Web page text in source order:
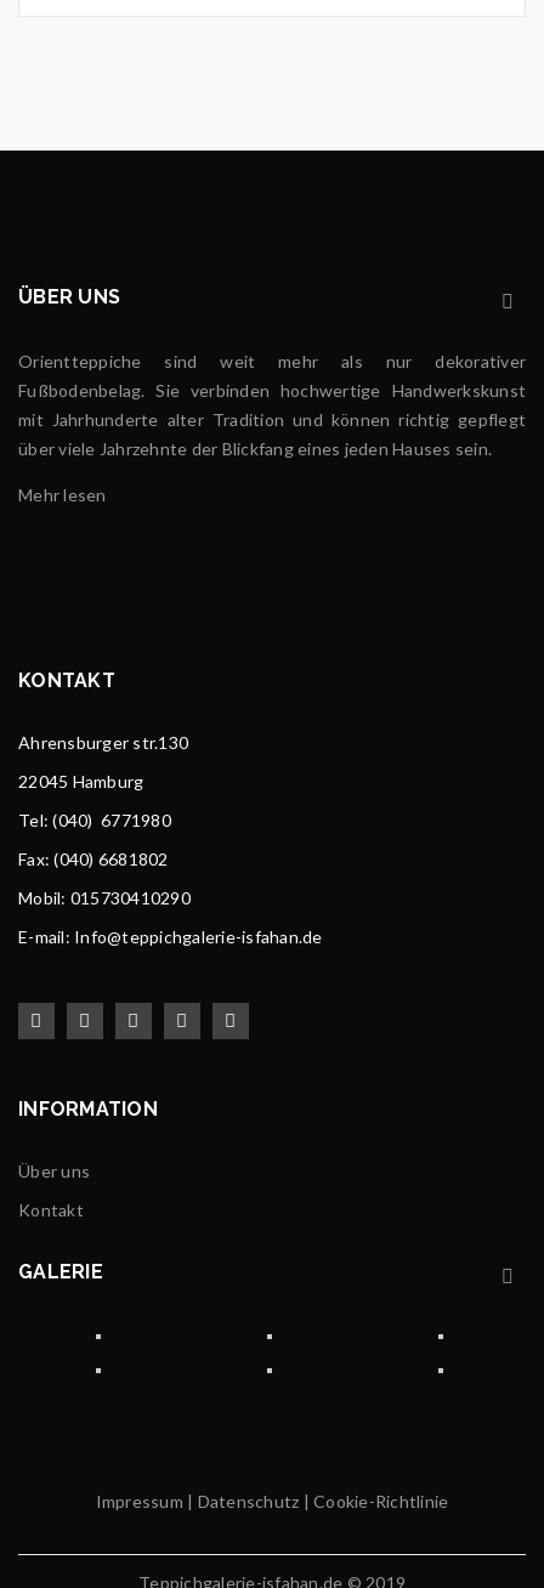
ÜBER UNS
Orientteppiche sind weit mehr als nur dekorativer
Fußbodenbelag. Sie verbinden hochwertige Handwerkskunst
mit Jahrhunderte alter Tradition und können richtig gepflegt
über viele Jahrzehnte der Blickfang eines jeden Hauses sein.
Mehr lesen
KONTAKT
Ahrensburger str.130
22045 Hamburg
Tel: (040) 6771980
Fax: (040) 6681802
Mobil: 015730410290
E-mail: Info@teppichgalerie-isfahan.de
INFORMATION
Über uns
Kontakt
GALERIE
Impressum | Datenschutz |Cookie-Richtlinie
Teppichgalerie-isfahan.de © 2019